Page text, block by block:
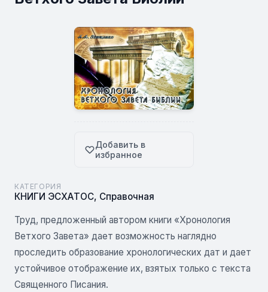
Добавить в
избранное
КАТЕГОРИЯ
КНИГИ ЭСХАТОС, Справочная
Труд, предложенный автором книги «Хронология
Ветхого Завета» дает возможность наглядно
проследить образование хронологических дат и дает
устойчивое отображение их, взятых только с текста
Священного Писания.